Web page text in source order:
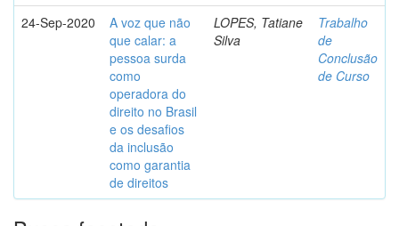
24-Sep-2020
A voz que não
que calar: a
pessoa surda
como
operadora do
direito no Brasil
e os desafios
da inclusão
como garantia
de direitos
LOPES, Tatiane
Silva
Trabalho
de
Conclusão
de Curso